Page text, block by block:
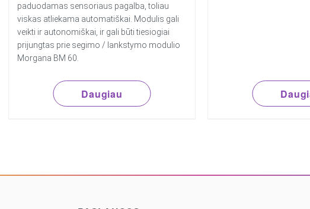
paduodamas sensoriaus pagalba, toliau
viskas atliekama automatiškai. Modulis gali
veikti ir autonomiškai, ir gali būti tiesiogiai
prijungtas prie segimo / lankstymo modulio
Morgana BM 60.
Daugiau